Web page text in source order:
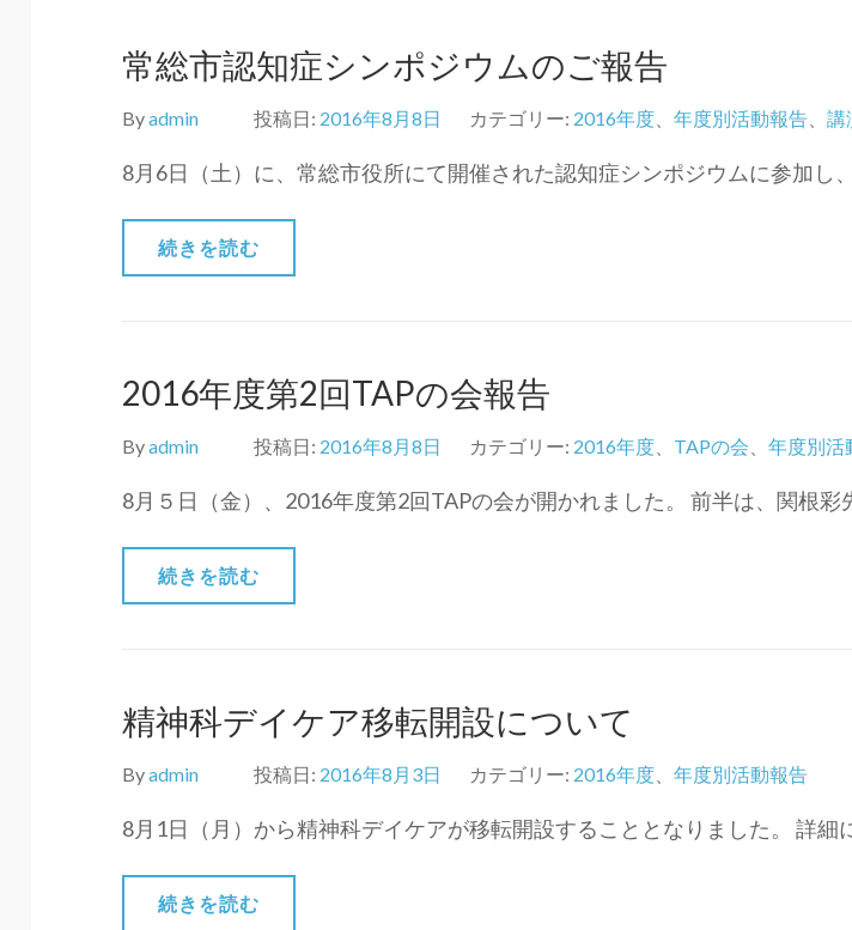
常総市認知症シンポジウムのご報告
Byadmin 投稿日: 2016年8月8日 カテゴリー: 2016年度 年度別活動報告 講
8月6日（土）に、常総市役所にて開催された認知症シンポジウムに参加し
続きを読む
2016年度第2回TAPの会報告
Byadmin 投稿日: 2016年8月8日 カテゴリー: 2016年度 TAPの会 年度別活
8月５日（金）、2016年度第2回TAPの会が開かれました。 前半は、関根彩
続きを読む
精神科デイケア移転開設について
Byadmin 投稿日: 2016年8月3日 カテゴリー: 2016年度 年度別活動報告
8月1日（月）から精神科デイケアが移転開設することとなりました。 詳細
続きを読む